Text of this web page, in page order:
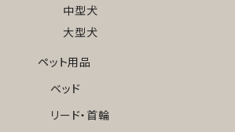
中型犬
大型犬
ペット用品
ベッド
リード・首輪